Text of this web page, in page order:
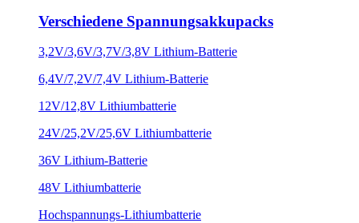
Verschiedene Spannungsakkupacks
3,2V/3,6V/3,7V/3,8V Lithium-Batterie
6,4V/7,2V/7,4V Lithium-Batterie
12V/12,8V Lithiumbatterie
24V/25,2V/25,6V Lithiumbatterie
36V Lithium-Batterie
48V Lithiumbatterie
Hochspannungs-Lithiumbatterie